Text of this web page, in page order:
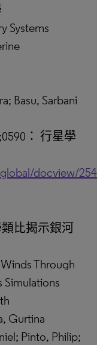
Systems
Basu, Sarbani
： 行星學
docview/
比揭示銀河
Through
Simulations
Gurtina
Pinto, Philip;